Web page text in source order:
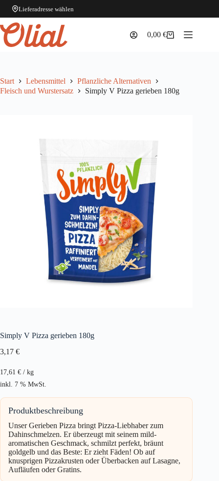
Lieferadresse wählen
Zum
Inhalt
springen
Warenkorb
0,00€
Start Lebensmittel
Pflanzliche Alternativen
Fleisch und Wurstersatz
Simply V Pizza gerieben 180g
Simply V Pizza gerieben 180g
3,17 €
17,61 € / kg
inkl. 7 % MwSt.
Produktbeschreibung
Unser Gerieben Pizza bringt Pizza-Liebhaber zum
Dahinschmelzen. Er überzeugt mit seinem mild-
aromatischen Geschmack, schmilzt perfekt, bräunt
goldgelb und das Beste: Er zieht Fäden! Ob auf
knusprigen Pizzakrusten oder Überbacken auf Lasagne,
Aufläufen oder Gratins.